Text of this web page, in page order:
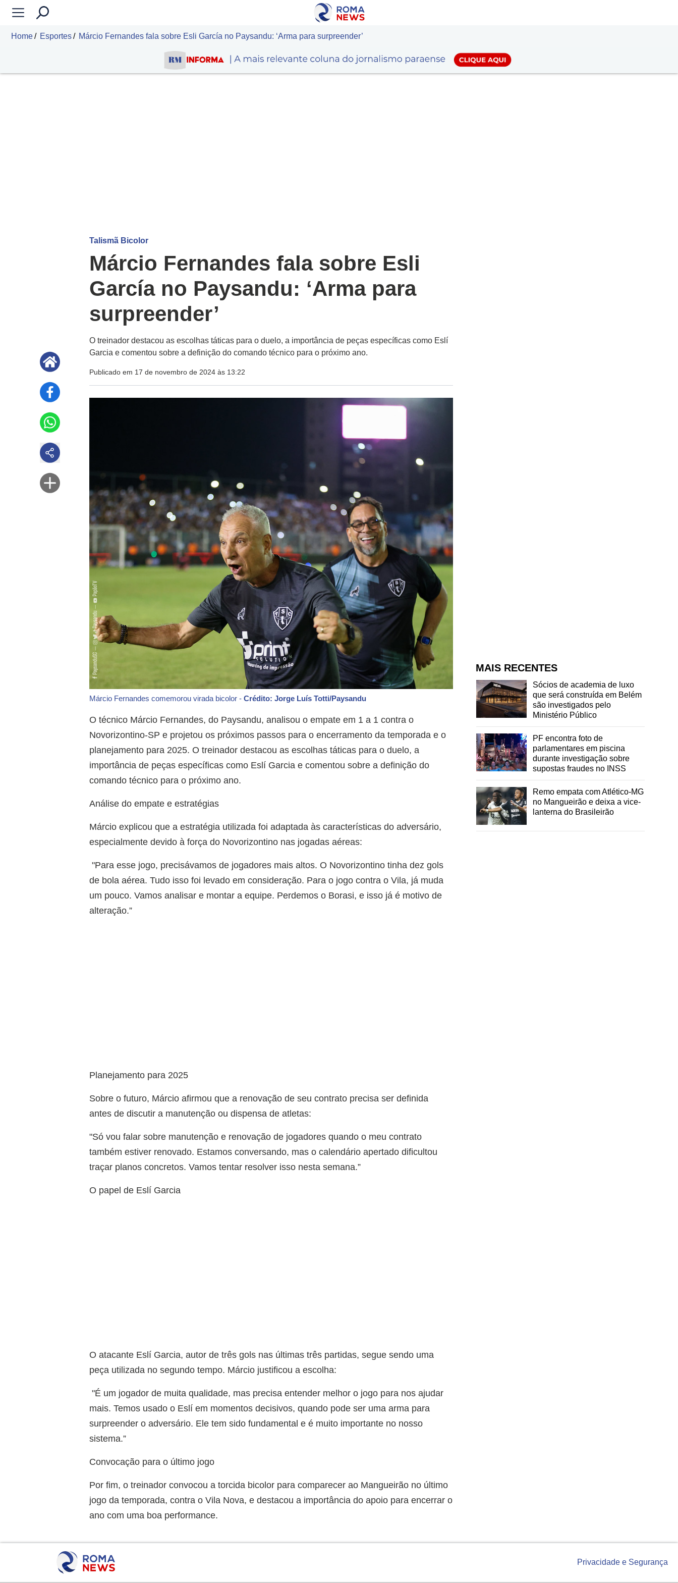
Home Esportes Márcio Fernandes fala sobre Esli García no Paysandu: ‘Arma para surpreender’
Talismã Bicolor
Márcio Fernandes fala sobre Esli
García no Paysandu: ‘Arma para
surpreender’
O treinador destacou as escolhas táticas para o duelo, a importância de peças específicas como Eslí
Garcia e comentou sobre a definição do comando técnico para o próximo ano.
Publicado em 17 de novembro de 2024 às 13:22
Márcio Fernandes comemorou virada bicolor -Crédito: Jorge Luís Totti/Paysandu
O técnico Márcio Fernandes, do Paysandu, analisou o empate em 1 a 1 contra o
Novorizontino-SP e projetou os próximos passos para o encerramento da temporada e o
planejamento para 2025. O treinador destacou as escolhas táticas para o duelo, a
importância de peças específicas como Eslí Garcia e comentou sobre a definição do
comando técnico para o próximo ano.
Análise do empate e estratégias
Márcio explicou que a estratégia utilizada foi adaptada às características do adversário,
especialmente devido à força do Novorizontino nas jogadas aéreas:
"Para esse jogo, precisávamos de jogadores mais altos. O Novorizontino tinha dez gols
de bola aérea. Tudo isso foi levado em consideração. Para o jogo contra o Vila, já muda
um pouco. Vamos analisar e montar a equipe. Perdemos o Borasi, e isso já é motivo de
alteração.”
Planejamento para 2025
Sobre o futuro, Márcio afirmou que a renovação de seu contrato precisa ser definida
antes de discutir a manutenção ou dispensa de atletas:
"Só vou falar sobre manutenção e renovação de jogadores quando o meu contrato
também estiver renovado. Estamos conversando, mas o calendário apertado dificultou
traçar planos concretos. Vamos tentar resolver isso nesta semana.”
O papel de Eslí Garcia
O atacante Eslí Garcia, autor de três gols nas últimas três partidas, segue sendo uma
peça utilizada no segundo tempo. Márcio justificou a escolha:
"É um jogador de muita qualidade, mas precisa entender melhor o jogo para nos ajudar
mais. Temos usado o Eslí em momentos decisivos, quando pode ser uma arma para
surpreender o adversário. Ele tem sido fundamental e é muito importante no nosso
sistema.”
Convocação para o último jogo
Por fim, o treinador convocou a torcida bicolor para comparecer ao Mangueirão no último
jogo da temporada, contra o Vila Nova, e destacou a importância do apoio para encerrar o
ano com uma boa performance.
MAIS RECENTES
Sócios de academia de luxo
que será construída em Belém
são investigados pelo
Ministério Público
PF encontra foto de
parlamentares em piscina
durante investigação sobre
supostas fraudes no INSS
Remo empata com Atlético-MG
no Mangueirão e deixa a vice-
lanterna do Brasileirão
Privacidade e Segurança